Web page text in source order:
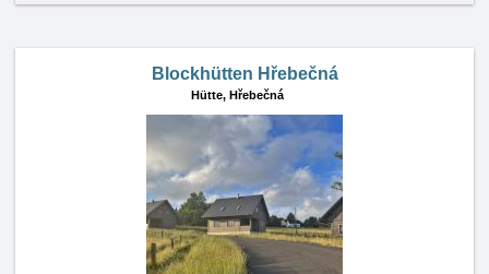
Blockhütten Hřebečná
Hütte, Hřebečná